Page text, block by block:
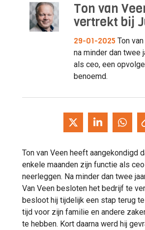
Ton van
vertrekt bij
29-01-2025 Ton
na minder dan twee
als ceo, een
benoemd.
Ton van Veen heeft aangekondigd
enkele maanden zijn functie als
neerleggen. Na minder dan twee
Van Veen besloten het bedrijf te
besloot hij tijdelijk een stap terug
tijd voor zijn familie en andere
te hebben. Kort daarna werd hij